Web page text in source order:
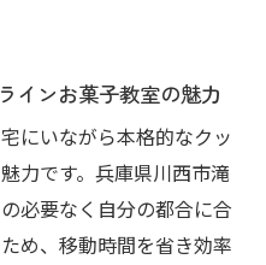
インお菓子教室の魅力
にいながら本格的なクッ
力です。兵庫県川西市滝
必要なく自分の都合に合
め、移動時間を省き効率